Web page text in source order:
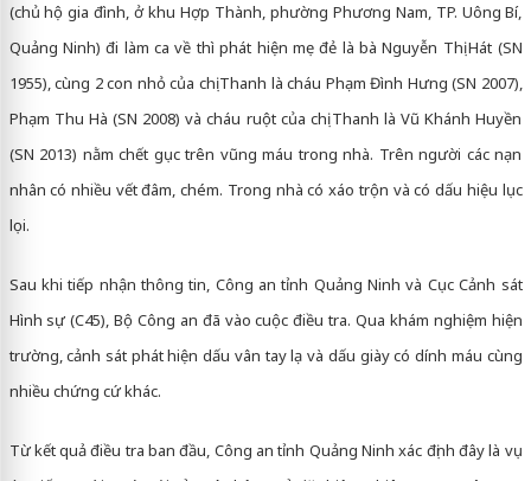
(chủ hộ gia đình, ở khu Hợp Thành, phường Phương Nam, TP. Uông Bí,
Quảng Ninh) đi làm ca về thì phát hiện mẹ đẻ là bà Nguyễn Thị Hát (SN
1955), cùng 2 con nhỏ của chị Thanh là cháu Phạm Đình Hưng (SN 2007),
Phạm Thu Hà (SN 2008) và cháu ruột của chị Thanh là Vũ Khánh Huyền
(SN 2013) nằm chết gục trên vũng máu trong nhà. Trên người các nạn
nhân có nhiều vết đâm, chém. Trong nhà có xáo trộn và có dấu hiệu lục
lọi.
Sau khi tiếp nhận thông tin, Công an tỉnh Quảng Ninh và Cục Cảnh sát
Hình sự (C45), Bộ Công an đã vào cuộc điều tra. Qua khám nghiệm hiện
trường, cảnh sát phát hiện dấu vân tay lạ và dấu giày có dính máu cùng
nhiều chứng cứ khác.
Từ kết quả điều tra ban đầu, Công an tỉnh Quảng Ninh xác định đây là vụ